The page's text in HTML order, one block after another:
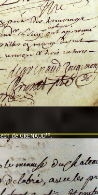
de GRENAUD10.
jour du mois de
de Moyriat chevalier baron
a monseigneur monsieur
de Bourgogne, present et